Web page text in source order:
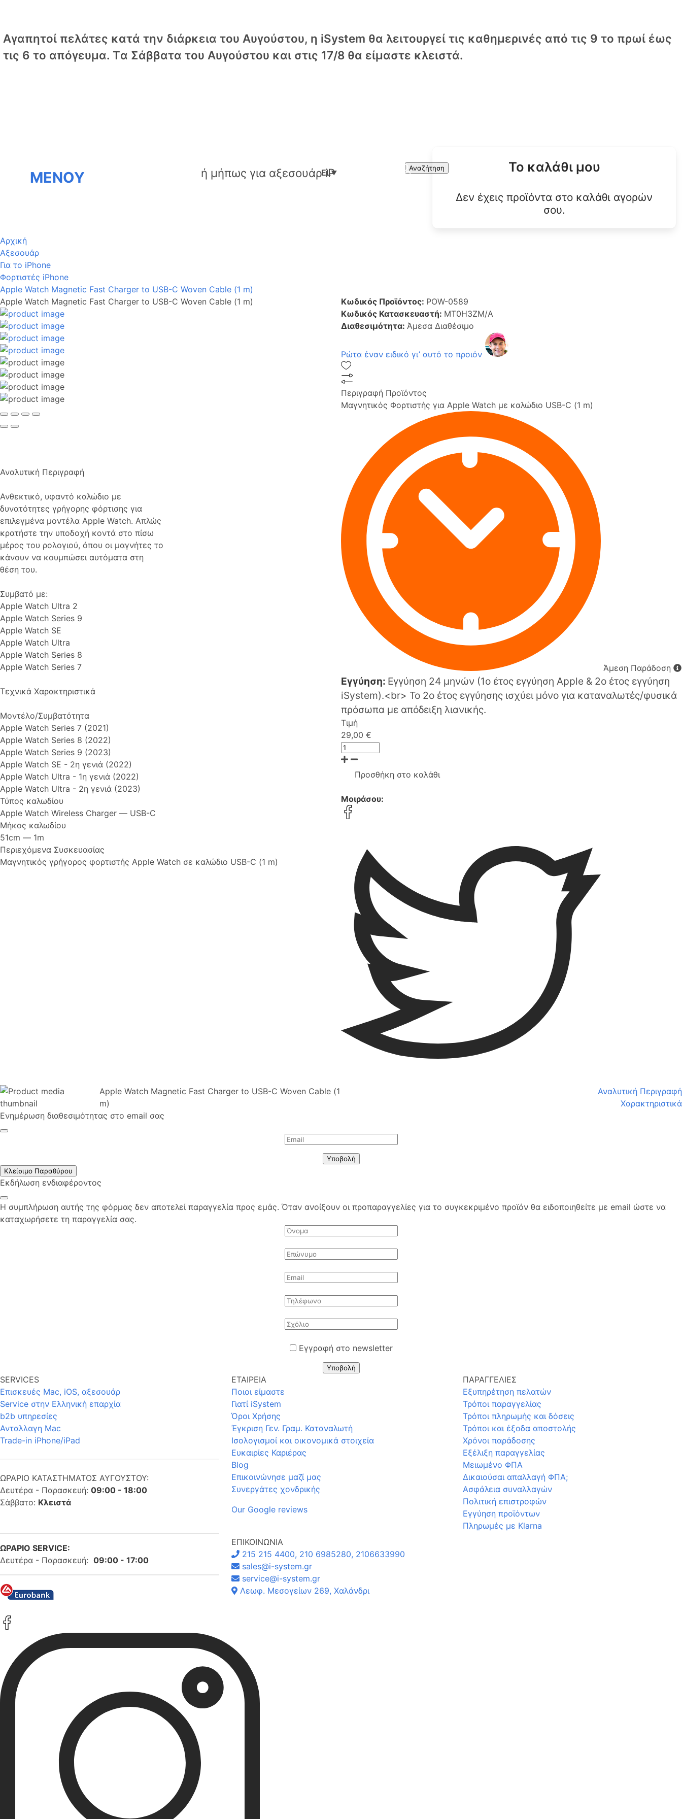
Αγαπητοί πελάτες κατά την διάρκεια του Αυγούστου, η iSystem θα λειτουργεί τις καθημερινές από τις 9 το πρωί έως
τις 6 το απόγευμα. Tα Σάββατα του Αυγούστου και στις 17/8 θα είμαστε κλειστά.
ΜΕΝΟΥ
Search Αναζήτηση
EL▼ Το καλάθι μου
Δεν έχεις προϊόντα στο καλάθι αγορών
σου.
Αρχική
Αξεσουάρ
Για το iPhone
Φορτιστές iPhone
Apple Watch Magnetic Fast Charger to USB-C Woven Cable (1 m)
Apple Watch Magnetic Fast Charger to USB-C Woven Cable (1 m)
Αναλυτική Περιγραφή
Ανθεκτικό, υφαντό καλώδιο με
δυνατότητες γρήγορης φόρτισης για
επιλεγμένα μοντέλα Apple Watch. Απλώς
κρατήστε την υποδοχή κοντά στο πίσω
μέρος του ρολογιού, όπου οι μαγνήτες το
κάνουν να κουμπώσει αυτόματα στη
θέση του.
Συμβατό με:
Apple Watch Ultra 2
Apple Watch Series 9
Apple Watch SE
Apple Watch Ultra
Apple Watch Series 8
Apple Watch Series 7
Τεχνικά Χαρακτηριστικά
Μοντέλο/Συμβατότητα
Apple Watch Series 7 (2021)
Apple Watch Series 8 (2022)
Apple Watch Series 9 (2023)
Apple Watch SE - 2η γενιά (2022)
Apple Watch Ultra - 1η γενιά (2022)
Apple Watch Ultra - 2η γενιά (2023)
Τύπος καλωδίου
Apple Watch Wireless Charger ― USB-C
Μήκος καλωδίου
51cm ― 1m
Περιεχόμενα Συσκευασίας
Μαγνητικός γρήγορος φορτιστής Apple Watch σε καλώδιο USB-C (1 m)
Κωδικός Προϊόντος: POW-0589
Κωδικός Κατασκευαστή: MT0H3ZM/A
Διαθεσιμότητα: Άμεσα Διαθέσιμο
Ρώτα έναν ειδικό γι’ αυτό το προιόν
Περιγραφή Προϊόντος
Μαγνητικός Φορτιστής για Apple Watch με καλώδιο USB-C (1 m)
Άμεση Παράδοση
Εγγύηση: Εγγύηση 24 μηνών (1o έτος εγγύηση Apple & 2ο έτος εγγύηση
iSystem).<br> Το 2ο έτος εγγύησης ισχύει μόνο για καταναλωτές/φυσικά
πρόσωπα με απόδειξη λιανικής.
Τιμή
29,00 €
Προσθήκη στο καλάθι
Μοιράσου:
Apple Watch Magnetic Fast Charger to USB-C Woven Cable (1
m)
Αναλυτική Περιγραφή
Χαρακτηριστικά
Ενημέρωση διαθεσιμότητας στο email σας
Υποβολή
Κλείσιμο Παραθύρου
Εκδήλωση ενδιαφέροντος
Η συμπλήρωση αυτής της φόρμας δεν αποτελεί παραγγελία προς εμάς. Όταν ανοίξουν οι προπαραγγελίες για το συγκεκριμένο προϊόν θα ειδοποιηθείτε με email ώστε να
καταχωρήσετε τη παραγγελία σας.
Εγγραφή στο newsletter
Υποβολή
SERVICES
Επισκευές Mac, iOS, αξεσουάρ
Service στην Eλληνική επαρχία
b2b υπηρεσίες
Ανταλλαγη Mac
Trade-in iPhone/iPad
ΩΡΑΡΙΟ ΚΑΤΑΣΤΗΜΑΤΟΣ ΑΥΓΟΥΣΤΟΥ:
Δευτέρα - Παρασκευή: 09:00 - 18:00
Σάββατο: Κλειστά
ΩΡΑΡΙΟ SERVICE:
Δευτέρα - Παρασκευή: 09:00 - 17:00
ΕΤΑΙΡΕΙΑ
Ποιοι είμαστε
Γιατί iSystem
Όροι Χρήσης
Έγκριση Γεν. Γραμ. Καταναλωτή
Ισολογισμοί και οικονομικά στοιχεία
Ευκαιρίες Καριέρας
Blog
Επικοινώνησε μαζί μας
Συνεργάτες χονδρικής
Our Google reviews
ΕΠΙΚΟΙΝΩΝΙΑ
215 215 4400, 210 6985280, 2106633990
sales@i-system.gr
service@i-system.gr
Λεωφ. Μεσογείων 269, Χαλάνδρι
ΠΑΡΑΓΓΕΛΙΕΣ
Εξυπηρέτηση πελατών
Τρόποι παραγγελίας
Τρόποι πληρωμής και δόσεις
Τρόποι και έξοδα αποστολής
Χρόνοι παράδοσης
Εξέλιξη παραγγελίας
Μειωμένο ΦΠΑ
Δικαιούσαι απαλλαγή ΦΠΑ;
Ασφάλεια συναλλαγών
Πολιτική επιστροφών
Εγγύηση προϊόντων
Πληρωμές με Klarna